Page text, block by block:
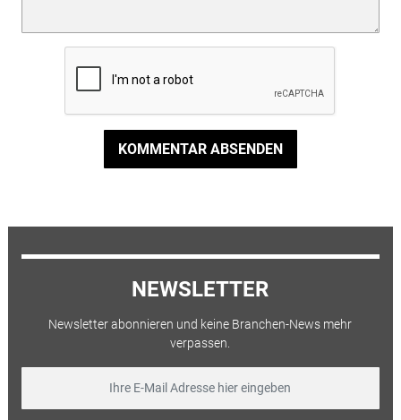
KOMMENTAR ABSENDEN
NEWSLETTER
Newsletter abonnieren und keine Branchen-News mehr
verpassen.